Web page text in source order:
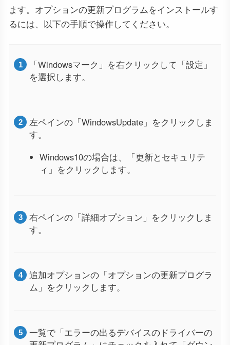
ます。オプションの更新プログラムをインストールす
るには、以下の手順で操作してください。
「Windowsマーク」を右クリックして「設定」
を選択します。
左ペインの「WindowsUpdate」をクリックしま
す。
Windows10の場合は、「更新とセキュリテ
ィ」をクリックします。
右ペインの「詳細オプション」をクリックしま
す。
追加オプションの「オプションの更新プログラ
ム」をクリックします。
一覧で「エラーの出るデバイスのドライバーの